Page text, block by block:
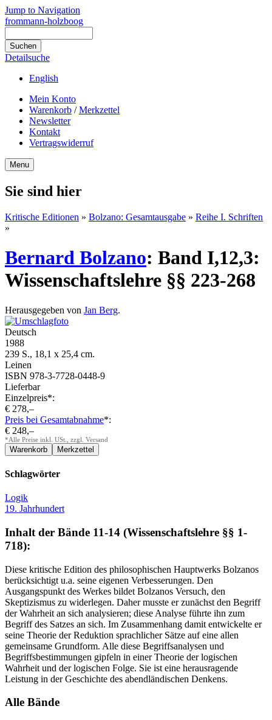
Jump to Navigation
frommann-holzboog
Detailsuche
English
Mein Konto
Warenkorb /Merkzettel
Newsletter
Kontakt
Vertragswiderruf
Menu
Sie sind hier
Kritische Editionen » Bolzano: Gesamtausgabe » Reihe I. Schriften
»
Bernard Bolzano: Band I,12,3:
Wissenschaftslehre §§ 223-268
Herausgegeben von Jan Berg.
Deutsch
1988
239 S., 18,1 x 25,4 cm.
Leinen
ISBN 978-3-7728-0448-9
Lieferbar
Einzelpreis*:
€ 278,–
Preis bei Gesamtabnahme*:
€ 248,–
*Alle Preise inkl. USt., zzgl. Versand
Schlagwörter
Logik
19. Jahrhundert
Inhalt der Bände 11-14 (Wissenschaftslehre §§ 1-
718):
Diese kritische Edition des philosophischen Hauptwerks Bolzanos
berücksichtigt u.a. seine eigenen Verbesserungen. Den
Ausgangspunkt des Werkes bildet Bolzanos Versuch, den
Skeptizismus zu widerlegen. Daher musste er zunächst den Begriff
der Wahrheit an sich analysieren; diese Analyse führte ihn zum
Begriff des Satzes an sich. Im Zusammenhang damit entwickelte er
seine Theorie der Reduktion sprachlicher Sätze auf eine allen
gemeinsame Grundform. Alle diese Begriffsanalysen und
Begriffsbestimmungen gipfeln in einer Theorie der logischen
Wahrheit und der logischen Folge. Sie ist eine herausragende
Leistung in der Geschichte des abendländischen Denkens.
Alle Bände